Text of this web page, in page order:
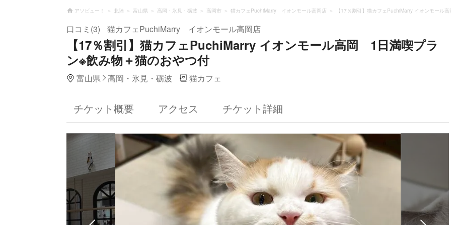
アソビュー！ 北陸 富山県 高岡・氷見・砺波 高岡市 猫カフェPuchiMarry イオンモール高岡店 【17％割引】猫カフェPuchiMarry イオンモール
口コミ(3) 猫カフェPuchiMarry イオンモール高岡店
【17％割引】猫カフェPuchiMarry イオンモール高岡 1日満喫プラ
ン※飲み物＋猫のおやつ付
富山県 高岡・氷見・砺波 猫カフェ
チケット概要 アクセス チケット詳細